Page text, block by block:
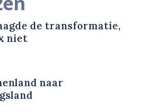
de transformatie,
niet
naar